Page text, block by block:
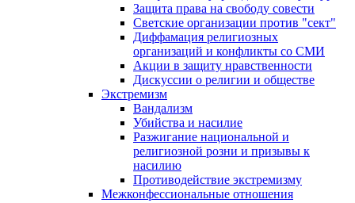
Защита права на свободу совести
Светские организации против "сект"
Диффамация религиозных
организаций и конфликты со СМИ
Акции в защиту нравственности
Дискуссии о религии и обществе
Экстремизм
Вандализм
Убийства и насилие
Разжигание национальной и
религиозной розни и призывы к
насилию
Противодействие экстремизму
Межконфессиональные отношения